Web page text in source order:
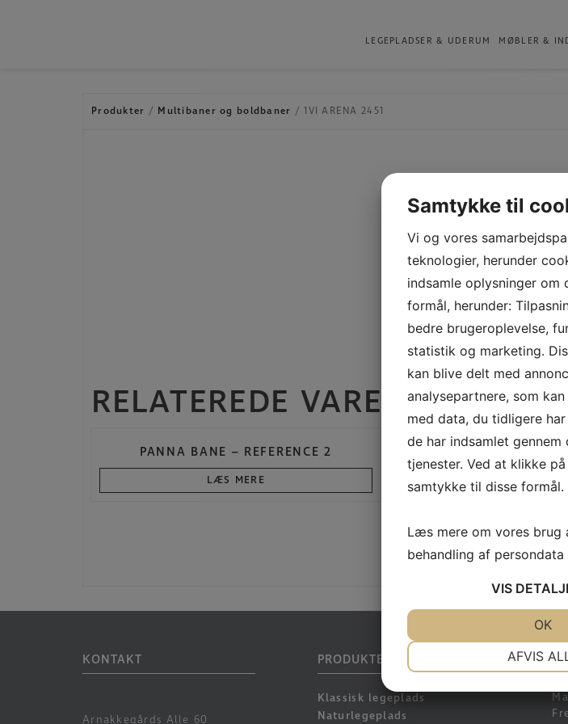
LEGEPLADSER & UDERUM MØBLER &
Produkter / Multibaner og boldbaner / 1VI ARENA 2451
RELATEREDE VARER
PANNA BANE – REFERENCE 2
LÆS MERE
BOLDBANE
LÆS MERE
KONTAKT
Arnakkegårds Alle 60
PRODUKTER
Klassisk legeplads
Naturlegeplads
Samtykke til
Vi og vores
teknologier, herunder
indsamle oplysninger
formål, herunder:
bedre brugeroplevelse,
statistik og marketing.
kan blive delt med
analysepartnere, som
med data, du tidligere
de har indsamlet
tjenester. Ved at klikke
samtykke til disse formål.
Læs mere om vores brug
behandling af persondata
VIS
AFVIS
OK